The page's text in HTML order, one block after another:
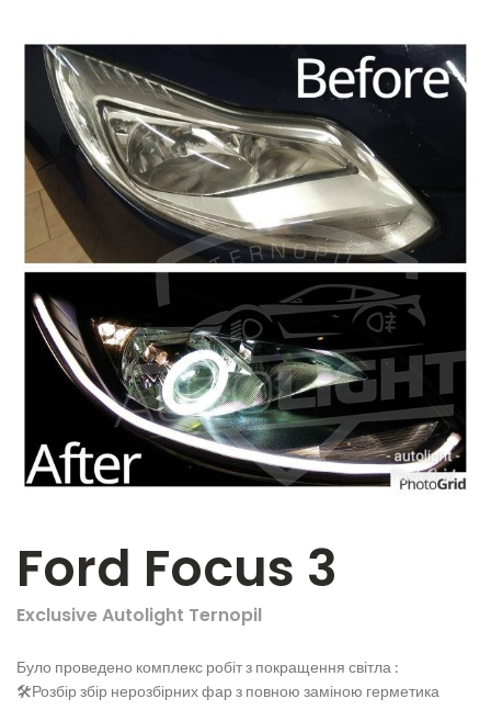
Ford Focus 3
Exclusive Autolight Ternopil
Було проведено комплекс робіт з покращення світла :
🛠️Розбір збір нерозбірних фар з повною заміною герметика